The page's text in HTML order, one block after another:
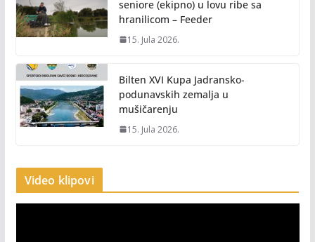
seniore (ekipno) u lovu ribe sa
hranilicom – Feeder
15. Jula 2026.
Bilten XVI Kupa Jadransko-
podunavskih zemalja u
mušičarenju
15. Jula 2026.
Video klipovi